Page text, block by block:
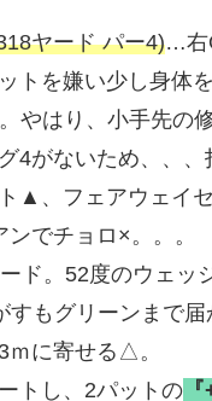
ヤード パー4)…右
トを嫌い少し身体
やはり、小手先の
4がないため、、、
▲、フェアウェイセ
でチョロ×。。。
ド。52度のウェッ
もグリーンまで届
に寄せる△。
トし、2パットの